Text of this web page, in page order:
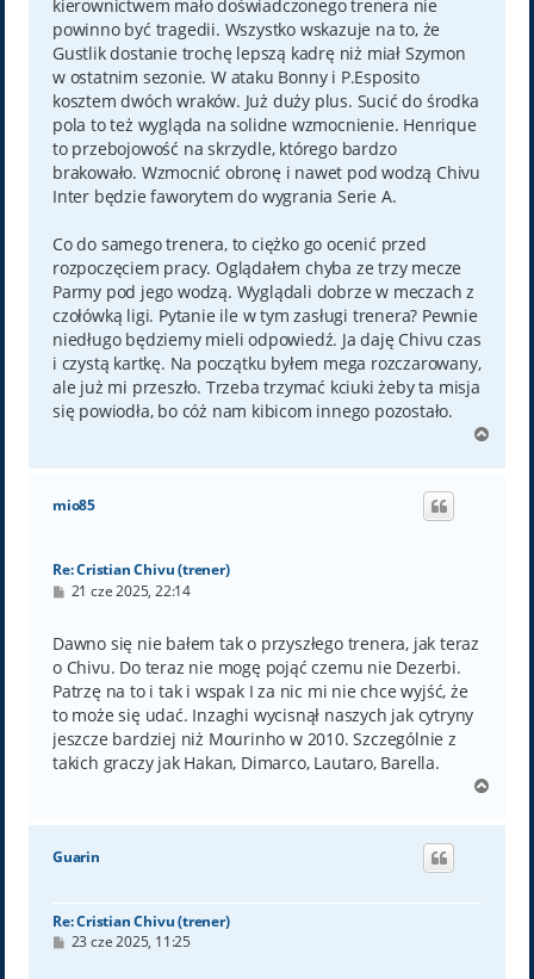
kierownictwem mało doświadczonego trenera nie
powinno być tragedii. Wszystko wskazuje na to, że
Gustlik dostanie trochę lepszą kadrę niż miał Szymon
w ostatnim sezonie. W ataku Bonny i P.Esposito
kosztem dwóch wraków. Już duży plus. Sucić do środka
pola to też wygląda na solidne wzmocnienie. Henrique
to przebojowość na skrzydle, którego bardzo
brakowało. Wzmocnić obronę i nawet pod wodzą Chivu
Inter będzie faworytem do wygrania Serie A.
Co do samego trenera, to ciężko go ocenić przed
rozpoczęciem pracy. Oglądałem chyba ze trzy mecze
Parmy pod jego wodzą. Wyglądali dobrze w meczach z
czołówką ligi. Pytanie ile w tym zasługi trenera? Pewnie
niedługo będziemy mieli odpowiedź. Ja daję Chivu czas
i czystą kartkę. Na początku byłem mega rozczarowany,
ale już mi przeszło. Trzeba trzymać kciuki żeby ta misja
się powiodła, bo cóż nam kibicom innego pozostało.
g
mio85
Re: Cristian Chivu (trener)
P
t
21 cze 2025, 22:14
Dawno się nie bałem tak o przyszłego trenera, jak teraz
o Chivu. Do teraz nie mogę pojąć czemu nie Dezerbi.
Patrzę na to i tak i wspak I za nic mi nie chce wyjść, że
to może się udać. Inzaghi wycisnął naszych jak cytryny
jeszcze bardziej niż Mourinho w 2010. Szczególnie z
takich graczy jak Hakan, Dimarco, Lautaro, Barella.
g
Guarin
Re: Cristian Chivu (trener)
P23 cze 2025, 11:25